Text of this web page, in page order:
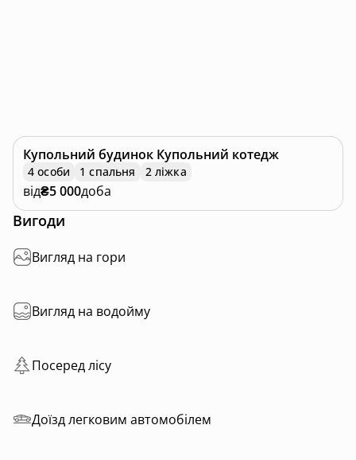
Купольний будинок Купольний котедж
4 особи 1 спальня 2 ліжка
від₴5 000доба
Вигоди
Вигляд на гори
Вигляд на водойму
Посеред лісу
Доїзд легковим автомобілем